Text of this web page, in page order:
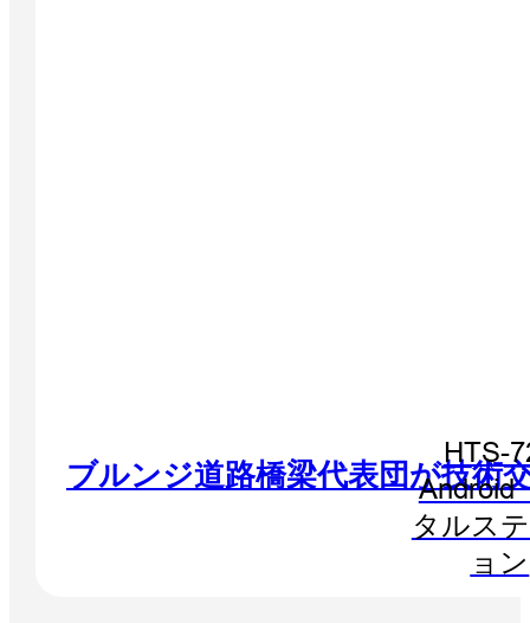
HTS-
Android
タルス
ョン
ブルンジ道路橋梁代表団が技術